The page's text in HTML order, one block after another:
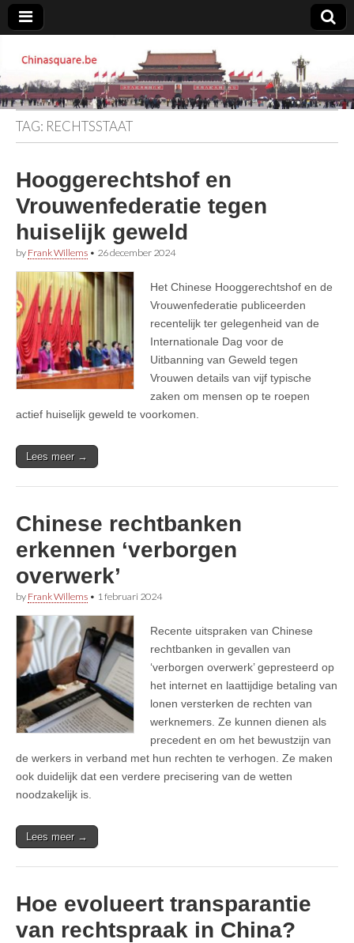
Chinasquare.be
TAG: RECHTSSTAAT
Hooggerechtshof en
Vrouwenfederatie tegen
huiselijk geweld
by Frank Willems • 26 december 2024
Het Chinese Hooggerechtshof en de
Vrouwenfederatie publiceerden
recentelijk ter gelegenheid van de
Internationale Dag voor de
Uitbanning van Geweld tegen
Vrouwen details van vijf typische
zaken om mensen op te roepen
actief huiselijk geweld te voorkomen.
Lees meer →
Chinese rechtbanken
erkennen ‘verborgen
overwerk’
by Frank Willems • 1 februari 2024
Recente uitspraken van Chinese
rechtbanken in gevallen van
‘verborgen overwerk’ gepresteerd op
het internet en laattijdige betaling van
lonen versterken de rechten van
werknemers. Ze kunnen dienen als
precedent en om het bewustzijn van
de werkers in verband met hun rechten te verhogen. Ze maken
ook duidelijk dat een verdere precisering van de wetten
noodzakelijk is.
Lees meer →
Hoe evolueert transparantie
van rechtspraak in China?